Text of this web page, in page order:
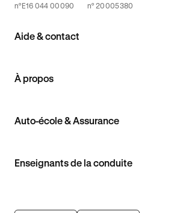
Aide & contact
À propos
Auto-école & Assurance
Enseignants de la conduite
n°E16 044 00090 n° 20005380